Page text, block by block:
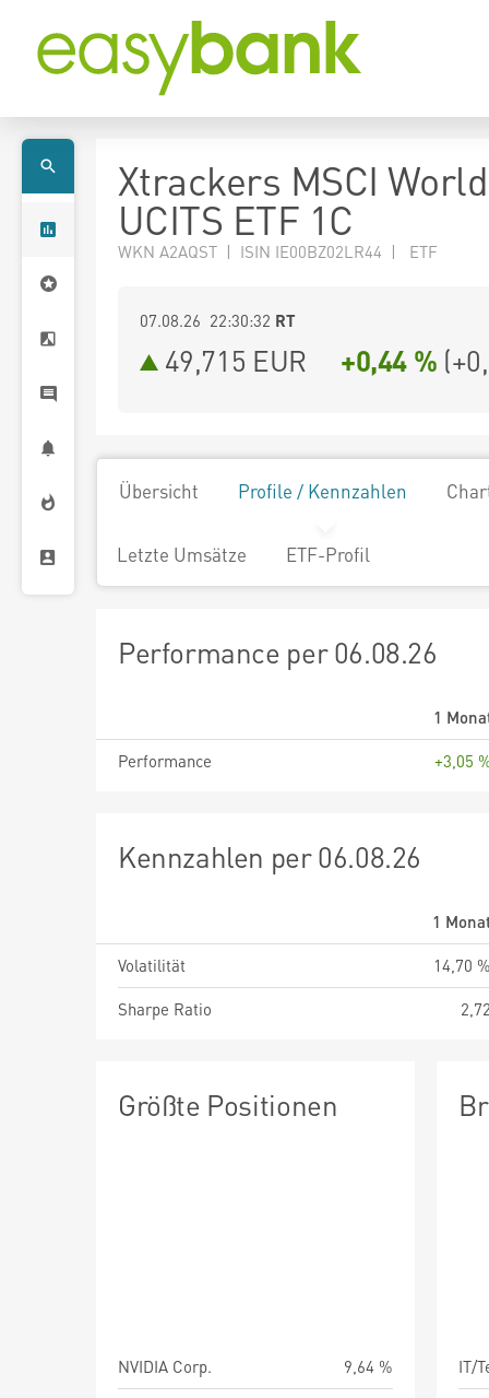
Xtrackers MSCI
UCITS ETF 1C
WKN A2AQST | ISIN IE00BZ02LR44 | ETF
07.08.26 22:30:32 RT
49,715 EUR +0,44 % (
Übersicht Profile / Kennzahlen
Letzte Umsätze ETF-Profil
Performance per 06.08.26
1
Performance
+3,05
Kennzahlen per 06.08.26
1
Volatilität
14,70
Sharpe Ratio
Größte Positionen
NVIDIA Corp.
9,64 %
IT/